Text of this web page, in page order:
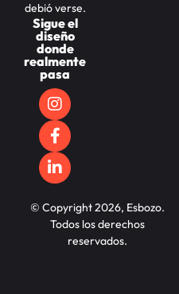
debió verse.
Sigue el
diseño
donde
realmente
pasa
© Copyright 2026, Esbozo.
Todos los derechos
reservados.